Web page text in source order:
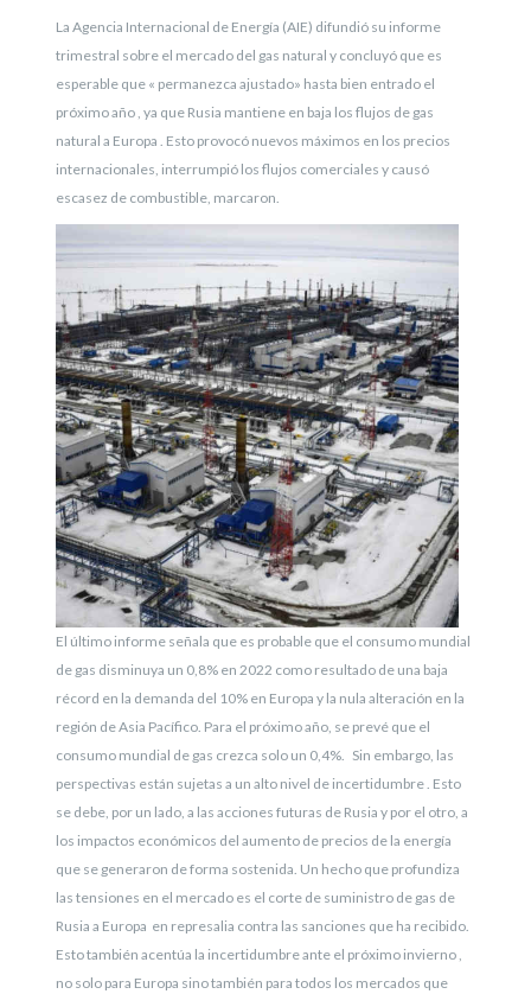
La Agencia Internacional de Energía (AIE) difundió su informe
trimestral sobre el mercado del gas natural y concluyó que es
esperable que « permanezca ajustado» hasta bien entrado el
próximo año , ya que Rusia mantiene en baja los flujos de gas
natural a Europa . Esto provocó nuevos máximos en los precios
internacionales, interrumpió los flujos comerciales y causó
escasez de combustible, marcaron.
El último informe señala que es probable que el consumo mundial
de gas disminuya un 0,8% en 2022 como resultado de una baja
récord en la demanda del 10% en Europa y la nula alteración en la
región de Asia Pacífico. Para el próximo año, se prevé que el
consumo mundial de gas crezca solo un 0,4%. Sin embargo, las
perspectivas están sujetas a un alto nivel de incertidumbre . Esto
se debe, por un lado, a las acciones futuras de Rusia y por el otro, a
los impactos económicos del aumento de precios de la energía
que se generaron de forma sostenida. Un hecho que profundiza
las tensiones en el mercado es el corte de suministro de gas de
Rusia a Europa en represalia contra las sanciones que ha recibido.
Esto también acentúa la incertidumbre ante el próximo invierno ,
no solo para Europa sino también para todos los mercados que